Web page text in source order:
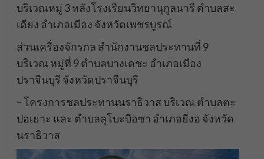
บริเวณหมู่ 3 หลังโรงเรียนวิทยานุกูลนารี ตำบลสะ
เดียง อำเภอเมือง จังหวัดเพชรบูรณ์
ส่วนเครื่องจักรกล สำนักงานชลประทานที่ 9
บริเวณ หมู่ที่ 9 ตำบลบางเดชะ อำเภอเมือง
ปราจีนบุรี จังหวัดปราจีนบุรี
– โครงการชลประทานนราธิวาส บริเวณ ตำบลตะ
ปอเยาะ และ ตำบลลุโบะบือซา อำเภอยี่งอ จังหวัด
นราธิวาส